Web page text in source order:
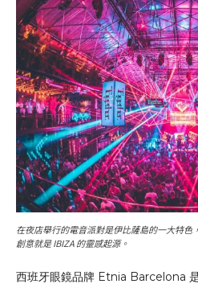
在夜店舉行的電音派對是伊比薩島的一大特
創意就是 IBIZA 的靈感起源。
西班牙眼鏡品牌 Etnia Barcelona